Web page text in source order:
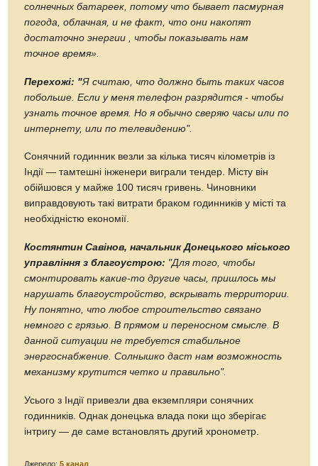
солнечных батареек, потому что бывает пасмурная
погода, облачная, и не факт, что они накопят
достаточно энергии , чтобы показывать нам
точное время».
Перехожі: "Я считаю, что должно быть таких часов
побольше. Если у меня телефон разрядится - чтобы
узнать точное время. Но я обычно сверяю часы или по
интернету, или по телевидению".
Сонячний годинник везли за кілька тисяч кілометрів із
Індії — тамтешні інженери виграли тендер. Місту він
обійшовся у майже 100 тисяч гривень. Чиновники
виправдовують такі витрати браком годинників у місті та
необхідністю економії.
Костянтин Савінов, начальник Донецького міського
управління з благоустрою: "Для того, чтобы
смонтироватькакие-то другие часы, пришлось мы
нарушать благоустройство, вскрывать территории.
Ну понятно, что любое строительство связано
немного с грязью. В прямом и переносном смысле. В
данной ситуации не требуется стабильное
энергоснабжение. Солнышко даст нам возможность
механизму крутится четко и правильно".
Усього з Індії привезли два екземпляри сонячних
годинників. Однак донецька влада поки що зберігає
інтригу — де саме встановлять другий хронометр.
Джерело:5 канал